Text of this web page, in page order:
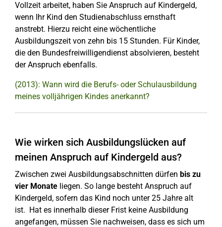
Vollzeit arbeitet, haben Sie Anspruch auf Kindergeld,
wenn Ihr Kind den Studienabschluss ernsthaft
anstrebt. Hierzu reicht eine wöchentliche
Ausbildungszeit von zehn bis 15 Stunden. Für Kinder,
die den Bundesfreiwilligendienst absolvieren, besteht
der Anspruch ebenfalls.
(2013): Wann wird die Berufs- oder Schulausbildung
meines volljährigen Kindes anerkannt?
Wie wirken sich Ausbildungslücken auf
meinen Anspruch auf Kindergeld aus?
Zwischen zwei Ausbildungsabschnitten dürfen bis zu
vier Monate liegen. So lange besteht Anspruch auf
Kindergeld, sofern das Kind noch unter 25 Jahre alt
ist. Hat es innerhalb dieser Frist keine Ausbildung
angefangen, müssen Sie nachweisen, dass es sich um